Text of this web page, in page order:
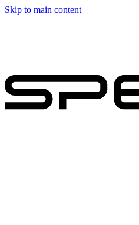
Skip to main content